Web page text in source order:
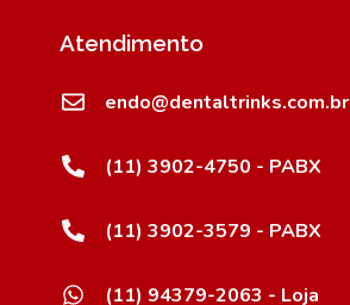
Atendimento
endo@dentaltrinks.com.br
(11) 3902-4750 - PABX
(11) 3902-3579 - PABX
(11) 94379-2063 - Loja